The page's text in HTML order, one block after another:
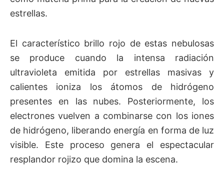
estrellas.
El característico brillo rojo de estas nebulosas
se produce cuando la intensa radiación
ultravioleta emitida por estrellas masivas y
calientes ioniza los átomos de hidrógeno
presentes en las nubes. Posteriormente, los
electrones vuelven a combinarse con los iones
de hidrógeno, liberando energía en forma de luz
visible. Este proceso genera el espectacular
resplandor rojizo que domina la escena.